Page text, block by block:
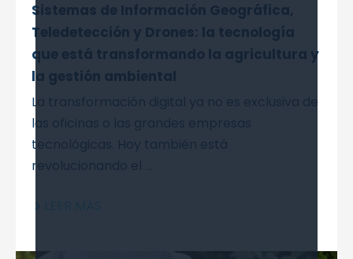
Sistemas de Información Geográfica,
Teledetección y Drones: la tecnología
que está transformando la agricultura y
la gestión ambiental
La transformación digital ya no es exclusiva de
las oficinas o las grandes empresas
tecnológicas. Hoy también está
revolucionando el ...